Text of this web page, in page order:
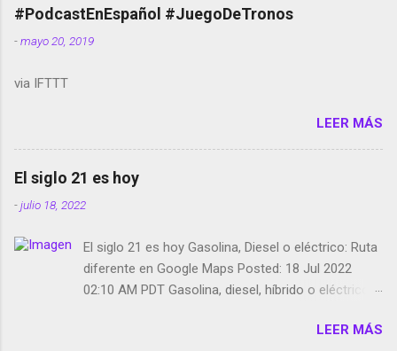
película Francisco regaña a los que usan el
smartphone en sus misas La serie de la Tierra
Media GoBee - StartUp de bicicletas de alquiler
Live Photos en Google Photos Llegando Partimos
Dictados en Android El tamaño y su importancia...
#PodcastEnEspañol #JuegoDeTronos
-mayo 20, 2019
via IFTTT
LEER MÁS
El siglo 21 es hoy
-julio 18, 2022
El siglo 21 es hoy Gasolina, Diesel o eléctrico: Ruta
diferente en Google Maps Posted: 18 Jul 2022
02:10 AM PDT Gasolina, diesel, híbrido o eléctrico:
LEER MÁS